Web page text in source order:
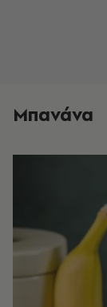
Μπανάνα